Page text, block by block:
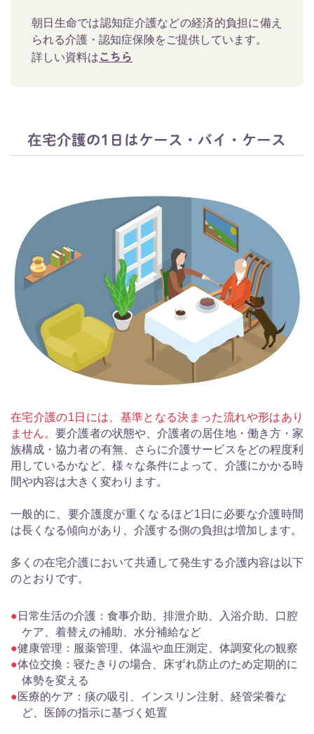
朝日生命では認知症介護などの経済的負担に備え
られる介護・認知症保険をご提供しています。
詳しい資料はこちら
在宅介護の1日はケース・バイ・ケース
在宅介護の1日には、基準となる決まった流れや形はあり
ません。要介護者の状態や、介護者の居住地・働き方・家
族構成・協力者の有無、さらに介護サービスをどの程度利
用しているかなど、様々な条件によって、介護にかかる時
間や内容は大きく変わります。
一般的に、要介護度が重くなるほど1日に必要な介護時間
は長くなる傾向があり、介護する側の負担は増加します。
多くの在宅介護において共通して発生する介護内容は以下
のとおりです。
日常生活の介護：食事介助、排泄介助、入浴介助、口腔
ケア、着替えの補助、水分補給など
健康管理：服薬管理、体温や血圧測定、体調変化の観察
体位交換：寝たきりの場合、床ずれ防止のため定期的に
体勢を変える
医療的ケア：痰の吸引、インスリン注射、経管栄養な
ど、医師の指示に基づく処置